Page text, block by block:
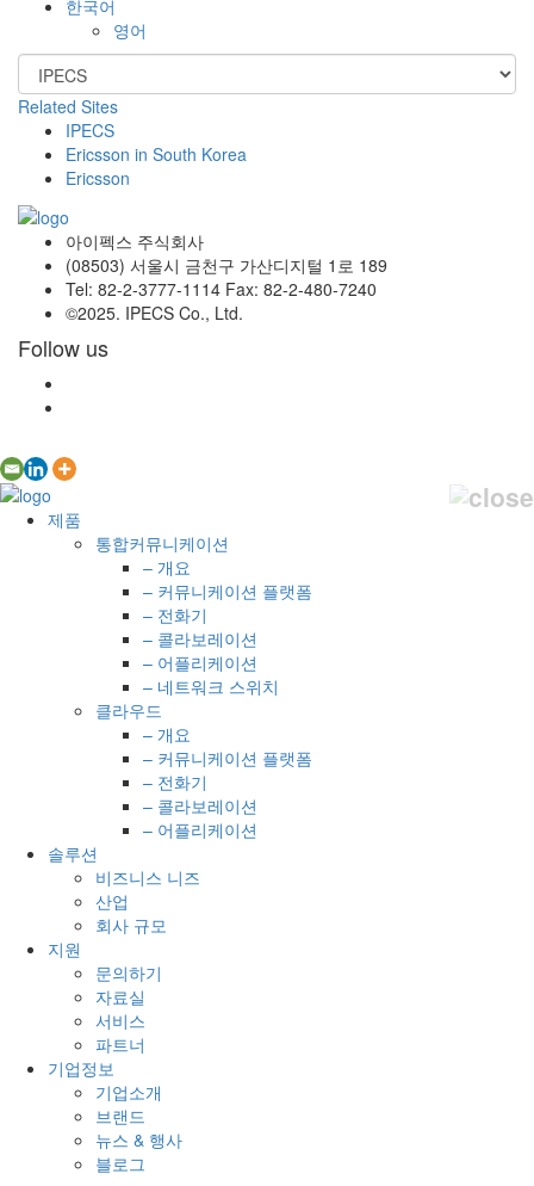
한국어
영어
Related Sites
IPECS
Ericsson in South Korea
Ericsson
아이펙스 주식회사
(08503) 서울시 금천구 가산디지털 1로 189
Tel: 82-2-3777-1114 Fax: 82-2-480-7240
©2025. IPECS Co., Ltd.
Follow us
제품
통합커뮤니케이션
– 개요
– 커뮤니케이션 플랫폼
– 전화기
– 콜라보레이션
– 어플리케이션
– 네트워크 스위치
클라우드
– 개요
– 커뮤니케이션 플랫폼
– 전화기
– 콜라보레이션
– 어플리케이션
솔루션
비즈니스 니즈
산업
회사 규모
지원
문의하기
자료실
서비스
파트너
기업정보
기업소개
브랜드
뉴스 & 행사
블로그